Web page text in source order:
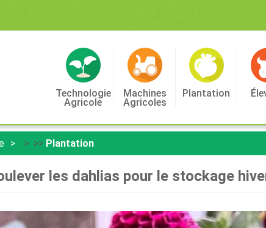
Technologie
Agricole
Machines
Agricoles
Plantation
> >> Plantation
les dahlias pour le stockage